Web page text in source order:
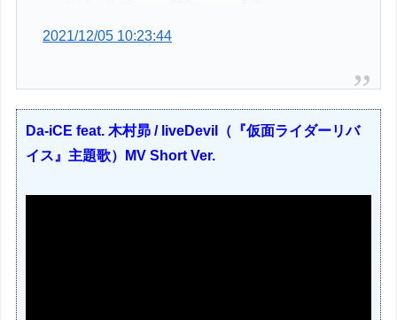
2021/12/05 10:23:44
Da-iCE feat. 木村昴 / liveDevil（『仮面ライダーリバ
イス』主題歌）MV Short Ver.